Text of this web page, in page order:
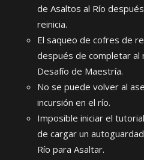
de Asaltos al Río
reinicia.
El saqueo de cofres de
después de completar al
Desafío de Maestría.
No se puede volver al
incursión en el río.
Imposible iniciar el
de cargar un
Río para Asaltar.